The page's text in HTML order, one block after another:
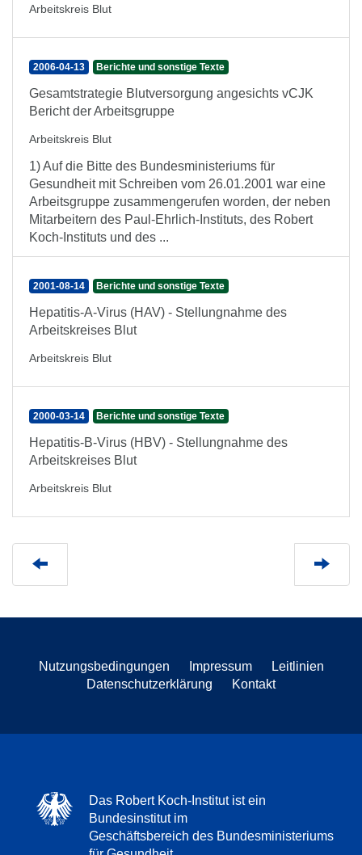
Arbeitskreis Blut
2006-04-13 Berichte und sonstige Texte
Gesamtstrategie Blutversorgung angesichts vCJK
Bericht der Arbeitsgruppe
Arbeitskreis Blut
1) Auf die Bitte des Bundesministeriums für
Gesundheit mit Schreiben vom 26.01.2001 war eine
Arbeitsgruppe zusammengerufen worden, der neben
Mitarbeitern des Paul-Ehrlich-Instituts, des Robert
Koch-Instituts und des ...
2001-08-14 Berichte und sonstige Texte
Hepatitis-A-Virus (HAV) - Stellungnahme des
Arbeitskreises Blut
Arbeitskreis Blut
2000-03-14 Berichte und sonstige Texte
Hepatitis-B-Virus (HBV) - Stellungnahme des
Arbeitskreises Blut
Arbeitskreis Blut
Nutzungsbedingungen Impressum
Leitlinien
Datenschutzerklärung
Kontakt
Das Robert Koch-Institut ist ein
Bundesinstitut im
Geschäftsbereich des Bundesministeriums